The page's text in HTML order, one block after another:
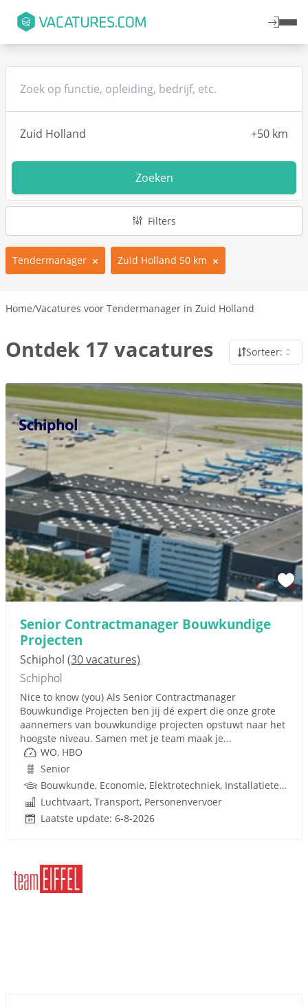
Zoeken
Filters
Tendermanager Zuid Holland 50 km
Home/Vacatures voor Tendermanager in Zuid Holland
Ontdek 17 vacatures Sorteer:
Senior Contractmanager Bouwkundige
Projecten
Schiphol (30 vacatures)
Schiphol
Nice to know (you) Als Senior Contractmanager
Bouwkundige Projecten ben jij dé expert die onze grote
aannemers van bouwkundige projecten opstuwt naar het
hoogste niveau. Samen met je team maak je...
WO, HBO
Senior
Bouwkunde, Economie, Elektrotechniek, Installatietechniek, Technische Bedrijfskunde, Werktuigbouwkunde, Bedrijfskunde, Maatschappij
Luchtvaart, Transport, Personenvervoer
Laatste update: 6-8-2026